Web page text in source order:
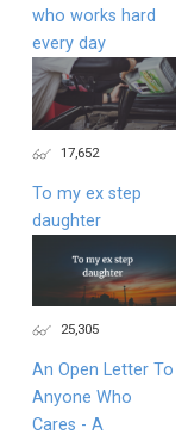
who works hard
every day
17,652
To my ex step
daughter
25,305
An Open Letter To
Anyone Who
Cares - A